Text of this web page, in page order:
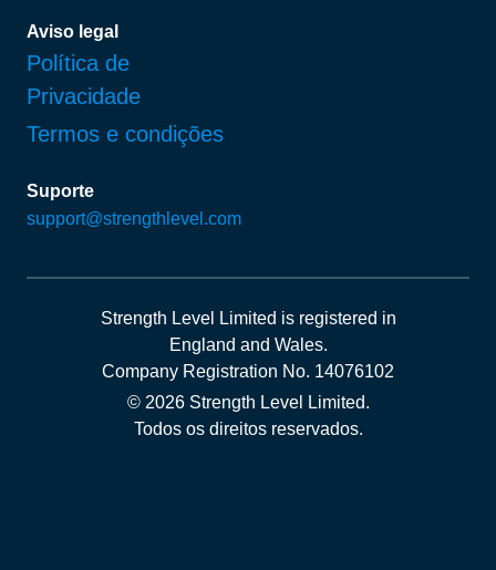
Aviso legal
Política de
Privacidade
Termos e condições
Suporte
support@strengthlevel.com
Strength Level Limited is registered in
England and Wales.
Company Registration No. 14076102
© 2026 Strength Level Limited.
Todos os direitos reservados.